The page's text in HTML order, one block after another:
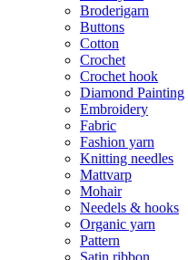
Broderigarn
Buttons
Cotton
Crochet
Crochet hook
Diamond Painting
Embroidery
Fabric
Fashion yarn
Knitting needles
Mattvarp
Mohair
Needels & hooks
Organic yarn
Pattern
Satin ribbon